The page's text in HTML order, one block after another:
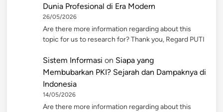
Dunia Profesional di Era Modern
26/05/2026
Are there more information regarding about this
topic for us to research for? Thank you, Regard PUTI
Sistem Informasi on Siapa yang
Membubarkan PKI? Sejarah dan Dampaknya di
Indonesia
14/05/2026
Are there more information regarding about this